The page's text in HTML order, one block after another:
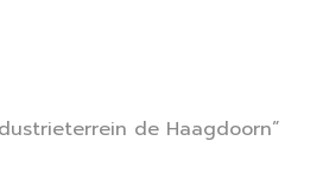
de Haagdoorn”